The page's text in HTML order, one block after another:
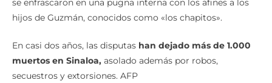
se enfrascaron en una pugna interna con los afines a los
hijos de Guzmán, conocidos como «los chapitos».
En casi dos años, las disputas han dejado más de 1.000
muertos en Sinaloa, asolado además por robos,
secuestros y extorsiones. AFP